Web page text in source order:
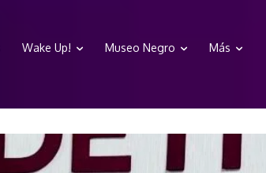
Wake Up! Museo Negro Más